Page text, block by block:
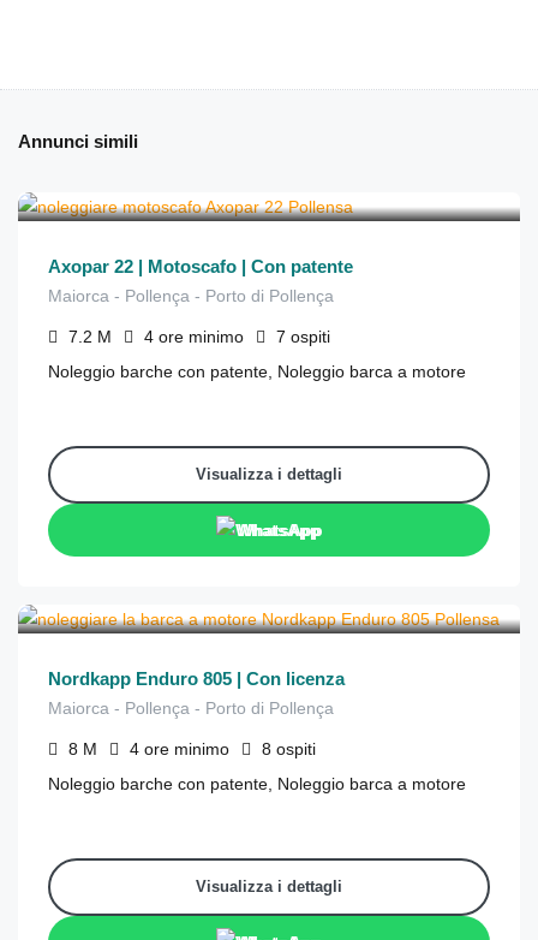
Annunci simili
Axopar 22 | Motoscafo | Con patente
Maiorca - Pollença - Porto di Pollença
7.2 M 4 ore minimo 7 ospiti
Noleggio barche con patente, Noleggio barca a motore
Visualizza i dettagli
WhatsApp
Nordkapp Enduro 805 | Con licenza
Maiorca - Pollença - Porto di Pollença
8 M 4 ore minimo 8 ospiti
Noleggio barche con patente, Noleggio barca a motore
Visualizza i dettagli